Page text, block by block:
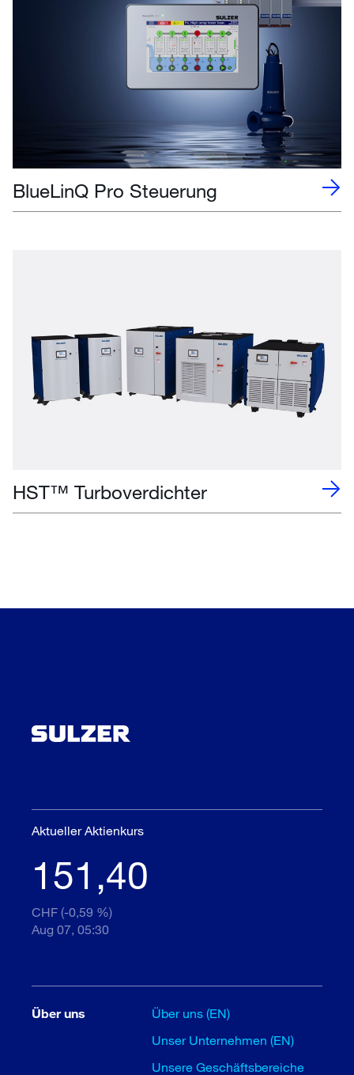
BlueLinQ Pro Steuerung
HST™ Turboverdichter
Aktueller Aktienkurs
151,40
CHF (-0,59 %)
Aug 07, 05:30
Über uns
Über uns (EN)
Unser Unternehmen (EN)
Unsere Geschäftsbereiche